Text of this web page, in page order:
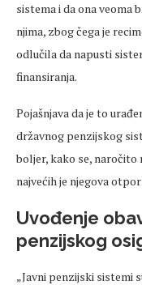
sistema i da ona veoma
njima, zbog čega je
odlučila da napusti
finansiranja.
Pojašnjava da je to
državnog penzijskog
boljer, kako se, naročito
najvećih je njegova
Uvođenje
penzijskog
„Javni penzijski sistemi